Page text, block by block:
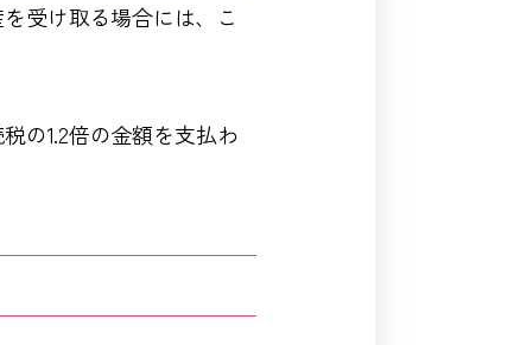
受け取る場合には、こ
の1.2倍の金額を支払わ